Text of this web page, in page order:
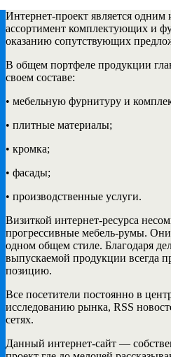
Интернет-проект является одним
ассортимент комплектующих и
оказанию сопутствующих
В общем портфеле продукции
своем составе:
• мебельную фурнитуру и
• плитные материалы;
• кромка;
• фасады;
• производственные услуги.
Визиткой интернет-ресурса
прогрессивные мебель-румы.
одном общем стиле. Благодаря
выпускаемой продукции всегда
позицию.
Все посетители постоянно в
исследованию рынка, RSS
сетях.
Данный интернет-сайт —